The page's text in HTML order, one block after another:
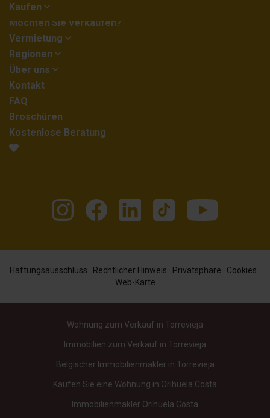
Kaufen
Möchten Sie verkaufen?
Vermietung
Regionen
Über uns
Kontakt
FAQ
Broschüren
Kostenlose Beratung
Haftungsausschluss · Rechtlicher Hinweis · Privatsphäre · Cookies ·
Web-Karte
Wohnung zum Verkauf in Torrevieja
Immobilien zum Verkauf in Torrevieja
Belgischer Immobilienmakler in Torrevieja
Kaufen Sie eine Wohnung in Orihuela Costa
Immobilienmakler Orihuela Costa